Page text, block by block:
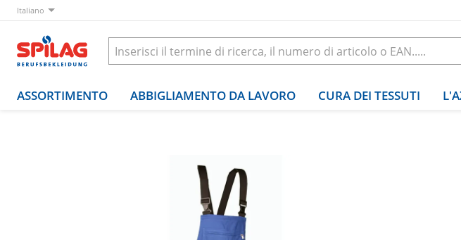
Italiano
ASSORTIMENTO ABBIGLIAMENTO DA LAVORO CURA DEI TESSUTI